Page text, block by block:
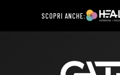
SCOPRI ANCHE: